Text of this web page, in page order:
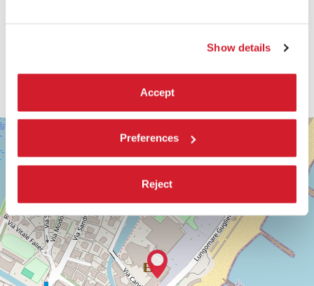
Show details
Accept
Preferences
Reject
SALA
DARSENA
LUNGOMARE
LIDO
DI
VENEZIA
TEL.
0415218711
info@labiennale.org
−